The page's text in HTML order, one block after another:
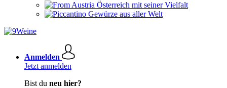
Österreich mit seiner Vielfalt
Gewürze aus aller Welt
Anmelden
Jetzt anmelden
Bist du neu hier?